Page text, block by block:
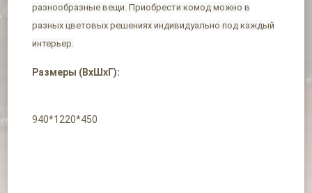
разнообразные вещи. Приобрести комод можно в
разных цветовых решениях индивидуально под каждый
интерьер.
Размеры (ВхШхГ):
940*1220*450